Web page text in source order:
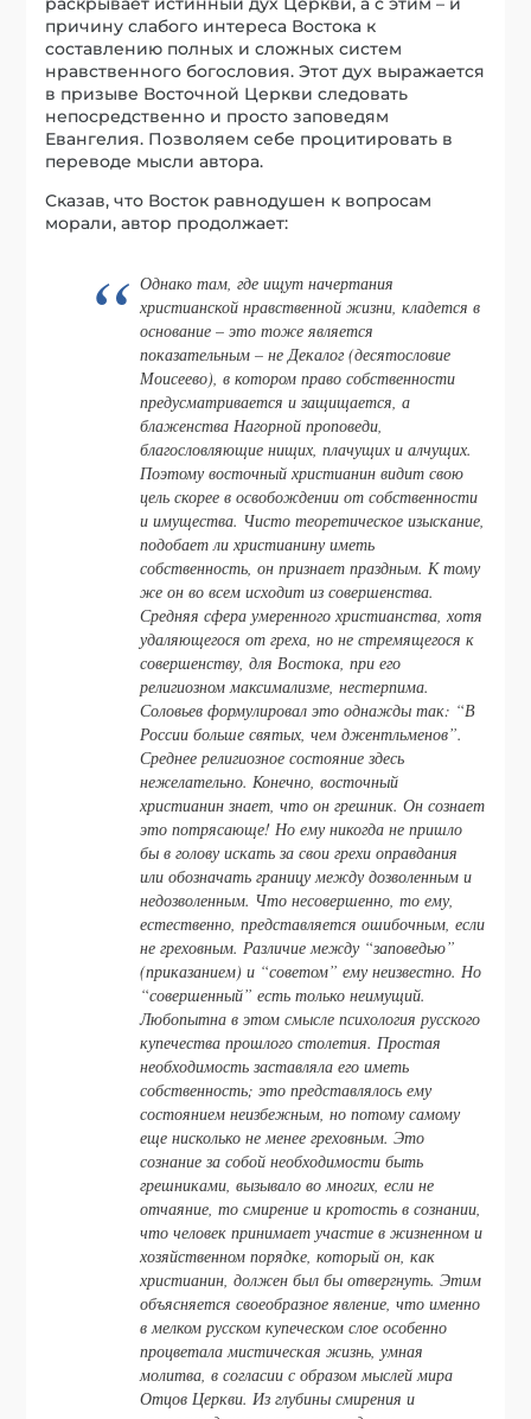
причину слабого интереса Востока к
составлению полных и сложных систем
нравственного богословия. Этот дух выражается
в призыве Восточной Церкви следовать
непосредственно и просто заповедям
Евангелия. Позволяем себе процитировать в
переводе мысли автора.
Сказав, что Восток равнодушен к вопросам
морали, автор продолжает:
Однако там, где ищут начертания
христианской нравственной жизни, кладется в
основание – это тоже является
показательным – не Декалог (десятословие
Моисеево), в котором право собственности
предусматривается и защищается, а
блаженства Нагорной проповеди,
благословляющие нищих, плачущих и алчущих.
Поэтому восточный христианин видит свою
цель скорее в освобождении от собственности
и имущества. Чисто теоретическое изыскание,
подобает ли христианину иметь
собственность, он признает праздным. К тому
же он во всем исходит из совершенства.
Средняя сфера умеренного христианства, хотя
удаляющегося от греха, но не стремящегося к
совершенству, для Востока, при его
религиозном максимализме, нестерпима.
Соловьев формулировал это однажды так: “В
России больше святых, чем джентльменов”.
Среднее религиозное состояние здесь
нежелательно. Конечно, восточный
христианин знает, что он грешник. Он сознает
это потрясающе! Но ему никогда не пришло
бы в голову искать за свои грехи оправдания
или обозначать границу между дозволенным и
недозволенным. Что несовершенно, то ему,
естественно, представляется ошибочным, если
не греховным. Различие между “заповедью”
(приказанием) и “советом” ему неизвестно. Но
“совершенный” есть только неимущий.
Любопытна в этом смысле психология русского
купечества прошлого столетия. Простая
необходимость заставляла его иметь
собственность; это представлялось ему
состоянием неизбежным, но потому самому
еще нисколько не менее греховным. Это
сознание за собой необходимости быть
грешниками, вызывало во многих, если не
отчаяние, то смирение и кротость в сознании,
что человек принимает участие в жизненном и
хозяйственном порядке, который он, как
христианин, должен был бы отвергнуть. Этим
объясняется своеобразное явление, что именно
в мелком русском купеческом слое особенно
процветала мистическая жизнь, умная
молитва, в согласии с образом мыслей мира
Отцов Церкви. Из глубины смирения и